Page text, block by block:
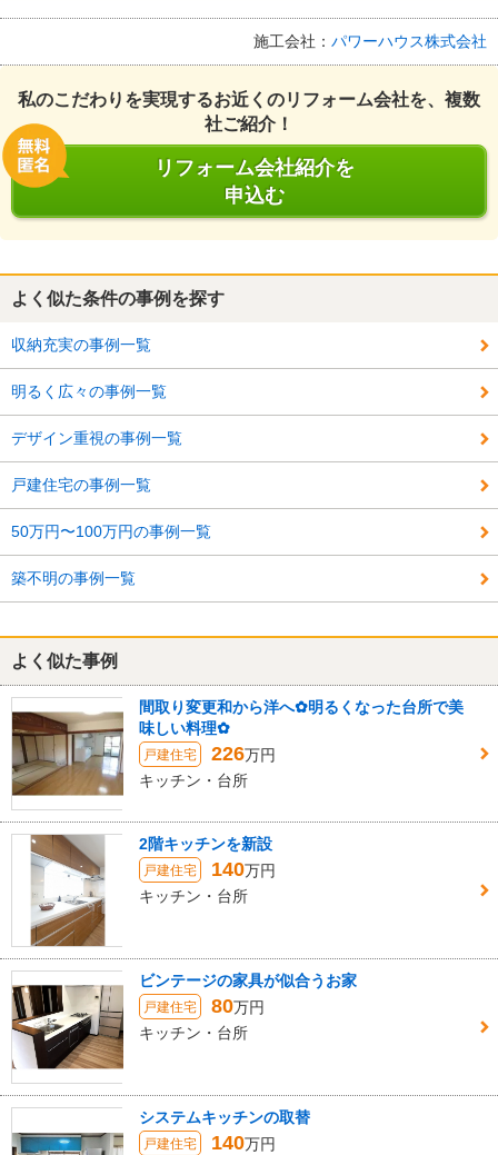
施工会社： パワーハウス株式会社
私のこだわりを実現するお近くのリフォーム会社を、複数
社ご紹介！
リフォーム会社紹介を
申込む
よく似た条件の事例を探す
収納充実の事例一覧
明るく広々の事例一覧
デザイン重視の事例一覧
戸建住宅の事例一覧
50万円〜100万円の事例一覧
築不明の事例一覧
よく似た事例
間取り変更和から洋へ✿明るくなった台所で美
味しい料理✿
戸建住宅 226万円
キッチン・台所
2階キッチンを新設
戸建住宅 140万円
キッチン・台所
ビンテージの家具が似合うお家
戸建住宅 80万円
キッチン・台所
システムキッチンの取替
戸建住宅 140万円